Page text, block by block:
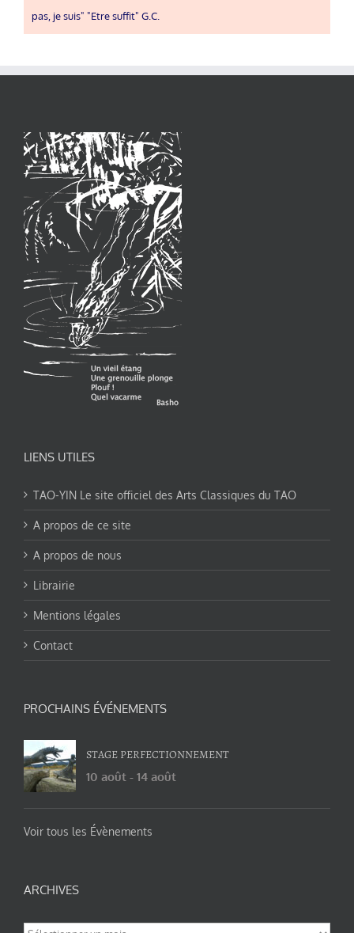
pas, je suis" "Etre suffit" G.C.
LIENS UTILES
TAO-YIN Le site officiel des Arts Classiques du TAO
A propos de ce site
A propos de nous
Librairie
Mentions légales
Contact
PROCHAINS ÉVÉNEMENTS
STAGE PERFECTIONNEMENT
10 août - 14 août
Voir tous les Évènements
ARCHIVES